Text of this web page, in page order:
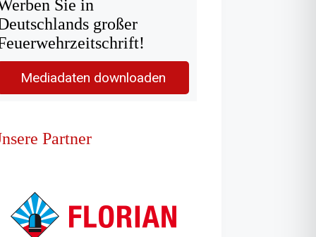
Sie in
großer
Mediadaten downloaden
Partner